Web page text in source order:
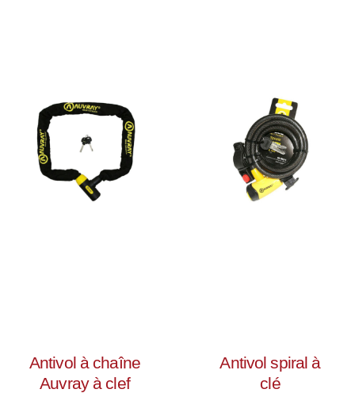
Antivol à chaîne
Auvray à clef
Antivol spiral à
clé